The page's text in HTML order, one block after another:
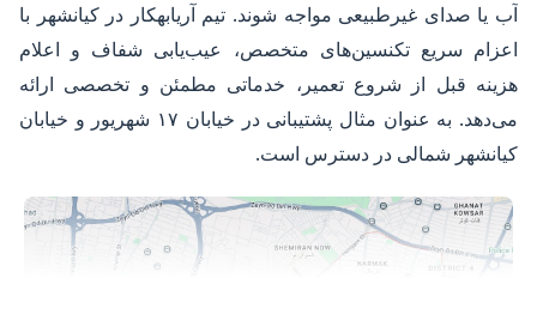
آب یا صدای غیرطبیعی مواجه شوند. تیم آریابهکار در کیانشهر با
اعزام سریع تکنسین‌های متخصص، عیب‌یابی شفاف و اعلام
هزینه قبل از شروع تعمیر، خدماتی مطمئن و تخصصی ارائه
می‌دهد. به عنوان مثال پشتیبانی در خیابان ۱۷ شهریور و خیابان
کیانشهر شمالی در دسترس است.